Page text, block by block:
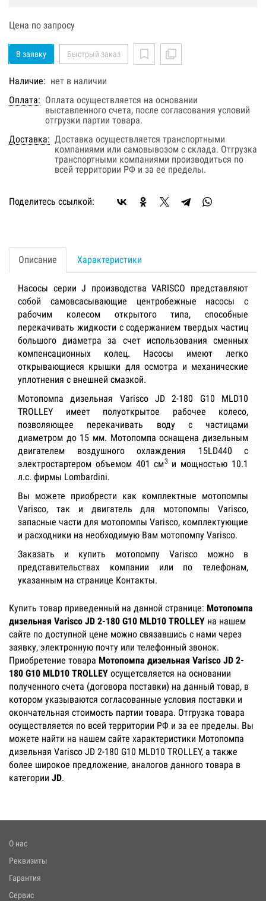
Цена по запросу
В заявку Быстрый заказ
Наличие: нет в наличии
Оплата: Оплата осуществляется на основании
выставленного счета, после согласования условий
отгрузки партии товара.
Доставка: Доставка осуществляется транспортными
компаниями или самовывозом с склада. Отгрузка
транспортными компаниями производиться по
всей территории РФ и за ее пределы.
Поделитесь ссылкой:
Описание Характеристики
Насосы серии J производства VARISCO представляют
собой самовсасывающие центробежные насосы с
рабочим колесом открытого типа, способные
перекачивать жидкости с содержанием твердых частиц
большого диаметра за счет использования сменных
компенсационных колец. Насосы имеют легко
открывающиеся крышки для осмотра и механические
уплотнения с внешней смазкой.
Мотопомпа дизельная Varisco JD 2-180 G10 MLD10
TROLLEY имеет полуоткрытое рабочее колесо,
позволяющее перекачивать воду с частицами
диаметром до 15 мм. Мотопомпа оснащена дизельным
двигателем воздушного охлаждения 15LD440 с
электростартером объемом 401 см3и мощностью 10.1
л.с. фирмы Lombardini.
Вы можете приобрести как комплектные мотопомпы
Varisco, так и двигатель для мотопомпы Varisco,
запасные части для мотопомпы Varisco, комплектующие
и расходники на необходимую Вам мотопомпу Varisco.
Заказать и купить мотопомпу Varisco можно в
представительствах компании или по телефонам,
указанным на странице Контакты.
Купить товар приведенный на данной странице: Мотопомпа
дизельная Varisco JD 2-180 G10 MLD10 TROLLEY на нашем
сайте по доступной цене можно связавшись с нами через
заявку, электронную почту или телефонный звонок.
Приобретение товара Мотопомпа дизельная Varisco JD 2-
180 G10 MLD10 TROLLEY осущетсвляется на основании
полученного счета (договора поставки) на данный товар, в
котором указываются согласованные условия поставки и
окончательная стоимость партии товара. Отгрузка товара
осуществляется по всей территории РФ и за ее пределы. Вы
можете найти на нашем сайте характеристики Мотопомпа
дизельная Varisco JD 2-180 G10 MLD10 TROLLEY, а также
более широкое предложение, аналогов данного товара в
категории JD.
О нас
Реквизиты
Гарантия
Сервис